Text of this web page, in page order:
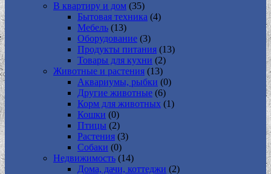
В квартиру и дом (35)
Бытовая техника (4)
Мебель (13)
Оборудование (3)
Продукты питания (13)
Товары для кухни (2)
Животные и растения (13)
Аквариумы, рыбки (0)
Другие животные (6)
Корм для животных (1)
Кошки (0)
Птицы (2)
Растения (3)
Собаки (0)
Недвижимость (14)
Дома, дачи, коттеджи (2)